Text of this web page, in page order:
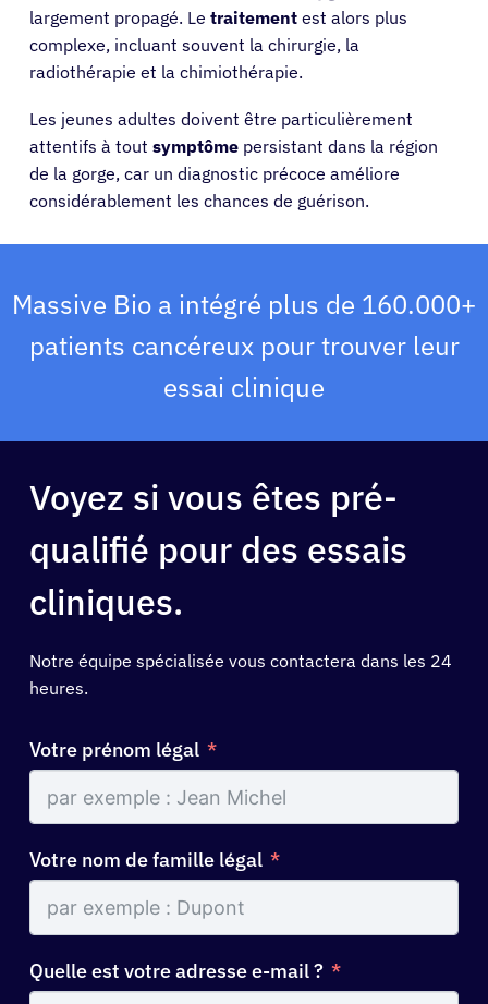
Patients
Solutions
Ressources
À propos
Français
largement propagé. Le traitement est alors plus
complexe, incluant souvent la chirurgie, la
radiothérapie et la chimiothérapie.
Les jeunes adultes doivent être particulièrement
attentifs à tout symptôme persistant dans la région
de la gorge, car un diagnostic précoce améliore
considérablement les chances de guérison.
Massive Bio a intégré plus de 160.000+
patients cancéreux pour trouver leur
essai clinique
Voyez si vous êtes pré-
qualifié pour des essais
cliniques.
Notre équipe spécialisée vous contactera dans les 24
heures.
Votre prénom légal
Votre nom de famille légal
Quelle est votre adresse e-mail ?